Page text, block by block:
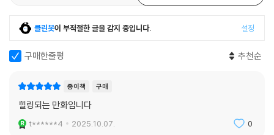
클린봇이 부적절한 글을 감지 중입니다. 설정
구매한줄평 추천순
종이책 구매
힐링되는 만화입니다
t******4 2025.10.07. 0